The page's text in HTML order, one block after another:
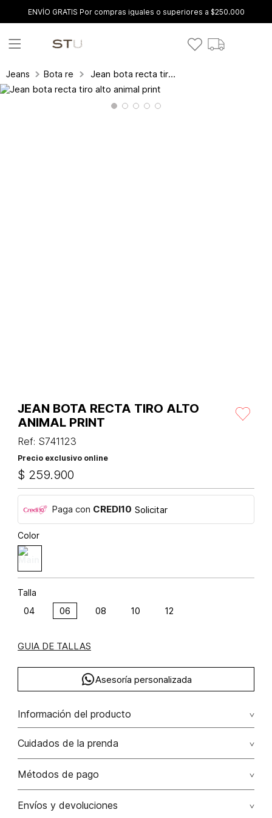
ENVÍO GRATIS Por compras iguales o superiores a $250.000
Jeans Bota recta Jean bota recta tiro alto animal print
JEAN BOTA RECTA TIRO ALTO
ANIMAL PRINT
Ref: S741123
Precio exclusivo online
$ 259.900
Paga con CREDI10 Solicitar
Color
Talla
04 06 08 10 12
GUIA DE TALLAS
Asesoría personalizada
Información del producto
F36-denim animal escocia (np) algodón 100% 100.00%
algodón/cotton
Cuidados de la prenda
Lavar a mano por separado / no dejar en remojo / no
Métodos de pago
Tarjetas de crédito: Visa, Dinners, Master Card y American
Envíos y devoluciones